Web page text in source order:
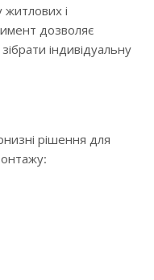
і
дозволяє
індивідуальну
рішення для